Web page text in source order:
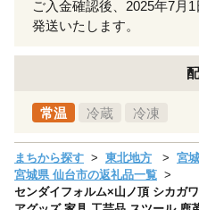
ご入金確認後、2025年7月
発送いたします。
常温 冷蔵 冷凍
まちから探す 東北地方
宮
宮城県 仙台市の返礼品一覧
センダイフォルム×山ノ頂 シカガ